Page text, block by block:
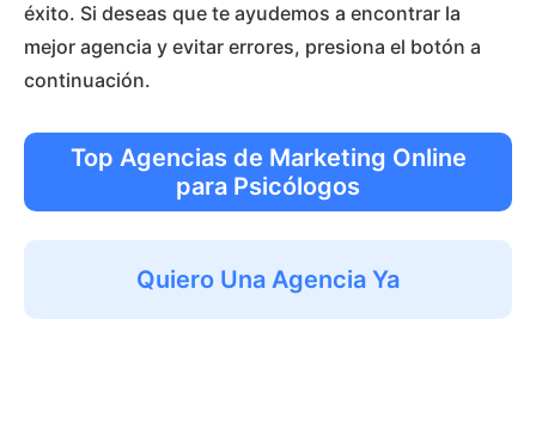
éxito. Si deseas que te ayudemos a encontrar la
mejor agencia y evitar errores, presiona el botón a
continuación.
Top Agencias de Marketing Online
para Psicólogos
Quiero Una Agencia Ya